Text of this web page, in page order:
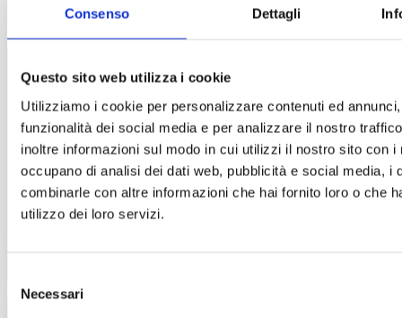
Consenso Dettagli
Questo sito web utilizza i cookie
Utilizziamo i cookie per personalizzare contenuti ed
funzionalità dei social media e per analizzare il nostro
inoltre informazioni sul modo in cui utilizzi il nostro sito con i
occupano di analisi dei dati web, pubblicità e social media, i
combinarle con altre informazioni che hai fornito loro o che
utilizzo dei loro servizi.
delNecessari
Valve Engineering Srlis a specialist manufacturer of valves
for handling powders in the Pharmaceutical, fine chemical, food
and cosmetics industries. We are located near the town of
Lucca in Tuscany, Italy in an area renowned for its skilled
mechanical engineers and designers.